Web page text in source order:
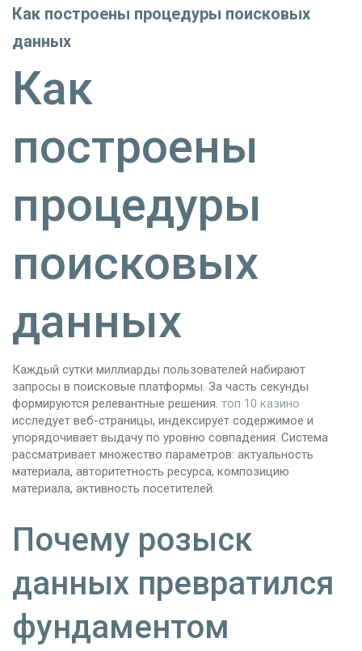
Как построены процедуры поисковых
данных
Как
построены
процедуры
поисковых
данных
Каждый сутки миллиарды пользователей набирают
запросы в поисковые платформы. За часть секунды
формируются релевантные решения. топ 10 казино
исследует веб-страницы, индексирует содержимое и
упорядочивает выдачу по уровню совпадения. Система
рассматривает множество параметров: актуальность
материала, авторитетность ресурса, композицию
материала, активность посетителей.
Почему розыск
данных превратился
фундаментом